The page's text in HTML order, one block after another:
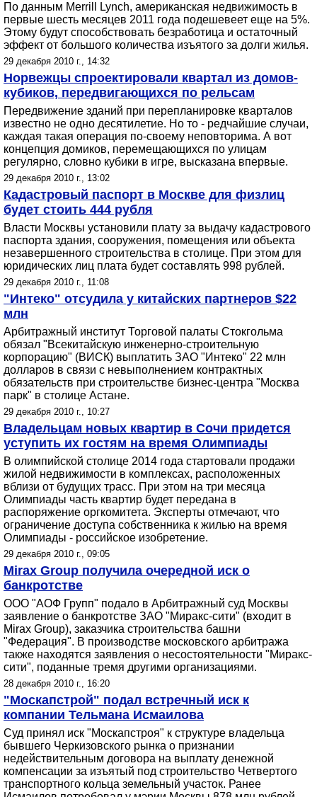
По данным Merrill Lynch, американская недвижимость в
первые шесть месяцев 2011 года подешевеет еще на 5%.
Этому будут способствовать безработица и остаточный
эффект от большого количества изъятого за долги жилья.
29 декабря 2010 г., 14:32
Норвежцы спроектировали квартал из домов-
кубиков, передвигающихся по рельсам
Передвижение зданий при перепланировке кварталов
известно не одно десятилетие. Но то - редчайшие случаи,
каждая такая операция по-своему неповторима. А вот
концепция домиков, перемещающихся по улицам
регулярно, словно кубики в игре, высказана впервые.
29 декабря 2010 г., 13:02
Кадастровый паспорт в Москве для физлиц
будет стоить 444 рубля
Власти Москвы установили плату за выдачу кадастрового
паспорта здания, сооружения, помещения или объекта
незавершенного строительства в столице. При этом для
юридических лиц плата будет составлять 998 рублей.
29 декабря 2010 г., 11:08
"Интеко" отсудила у китайских партнеров $22
млн
Арбитражный институт Торговой палаты Стокгольма
обязал "Всекитайскую инженерно-строительную
корпорацию" (ВИСК) выплатить ЗАО "Интеко" 22 млн
долларов в связи с невыполнением контрактных
обязательств при строительстве бизнес-центра "Москва
парк" в столице Астане.
29 декабря 2010 г., 10:27
Владельцам новых квартир в Сочи придется
уступить их гостям на время Олимпиады
В олимпийской столице 2014 года стартовали продажи
жилой недвижимости в комплексах, расположенных
вблизи от будущих трасс. При этом на три месяца
Олимпиады часть квартир будет передана в
распоряжение оргкомитета. Эксперты отмечают, что
ограничение доступа собственника к жилью на время
Олимпиады - российское изобретение.
29 декабря 2010 г., 09:05
Mirax Group получила очередной иск о
банкротстве
ООО "АОФ Групп" подало в Арбитражный суд Москвы
заявление о банкротстве ЗАО "Миракс-сити" (входит в
Mirax Group), заказчика строительства башни
"Федерация". В производстве московского арбитража
также находятся заявления о несостоятельности "Миракс-
сити", поданные тремя другими организациями.
28 декабря 2010 г., 16:20
"Москапстрой" подал встречный иск к
компании Тельмана Исмаилова
Суд принял иск "Москапстроя" к структуре владельца
бывшего Черкизовского рынка о признании
недействительным договора на выплату денежной
компенсации за изъятый под строительство Четвертого
транспортного кольца земельный участок. Ранее